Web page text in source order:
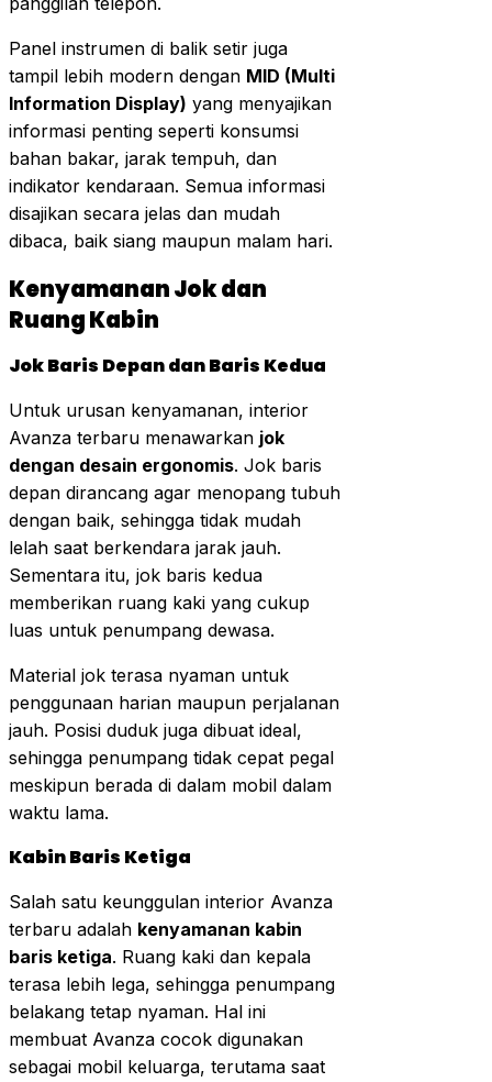
Panel instrumen di balik setir juga
tampil lebih modern dengan MID (Multi
Information Display) yang menyajikan
informasi penting seperti konsumsi
bahan bakar, jarak tempuh, dan
indikator kendaraan. Semua informasi
disajikan secara jelas dan mudah
dibaca, baik siang maupun malam hari.
Kenyamanan Jok dan
Ruang Kabin
Jok Baris Depan dan Baris Kedua
Untuk urusan kenyamanan, interior
Avanza terbaru menawarkan jok
dengan desain ergonomis. Jok baris
depan dirancang agar menopang tubuh
dengan baik, sehingga tidak mudah
lelah saat berkendara jarak jauh.
Sementara itu, jok baris kedua
memberikan ruang kaki yang cukup
luas untuk penumpang dewasa.
Material jok terasa nyaman untuk
penggunaan harian maupun perjalanan
jauh. Posisi duduk juga dibuat ideal,
sehingga penumpang tidak cepat pegal
meskipun berada di dalam mobil dalam
waktu lama.
Kabin Baris Ketiga
Salah satu keunggulan interior Avanza
terbaru adalah kenyamanan kabin
baris ketiga. Ruang kaki dan kepala
terasa lebih lega, sehingga penumpang
belakang tetap nyaman. Hal ini
membuat Avanza cocok digunakan
sebagai mobil keluarga, terutama saat